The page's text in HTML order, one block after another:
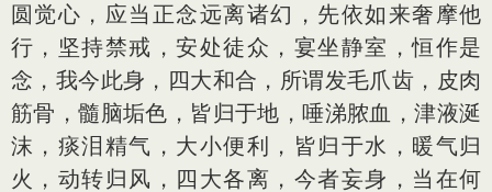
圆觉心，应当正念远离诸幻，先依如来奢摩他
行，坚持禁戒，安处徒众，宴坐静室，恒作是
念，我今此身，四大和合，所谓发毛爪齿，皮肉
筋骨，髓脑垢色，皆归于地，唾涕脓血，津液涎
沫，痰泪精气，大小便利，皆归于水，暖气归
火，动转归风，四大各离，今者妄身，当在何